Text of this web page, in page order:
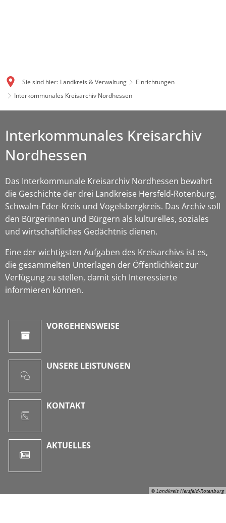
Sie sind hier: Landkreis & Verwaltung
Einrichtungen
Interkommunales Kreisarchiv Nordhessen
© Landkreis Hersfeld-Rotenburg
Interkommunales Kreisarchiv
Nordhessen
Das Interkommunale Kreisarchiv Nordhessen bewahrt
die Geschichte der drei Landkreise Hersfeld-Rotenburg,
Schwalm-Eder-Kreis und Vogelsbergkreis. Das Archiv soll
den Bürgerinnen und Bürgern als kulturelles, soziales
und wirtschaftliches Gedächtnis dienen.
Eine der wichtigsten Aufgaben des Kreisarchivs ist es,
die gesammelten Unterlagen der Öffentlichkeit zur
Verfügung zu stellen, damit sich Interessierte
informieren können.
VORGEHENSWEISE
UNSERE LEISTUNGEN
KONTAKT
AKTUELLES